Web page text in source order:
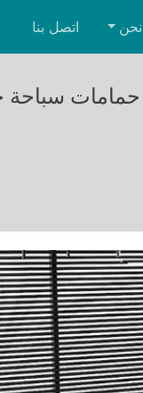
اتصل بنا
حمامات سباحة